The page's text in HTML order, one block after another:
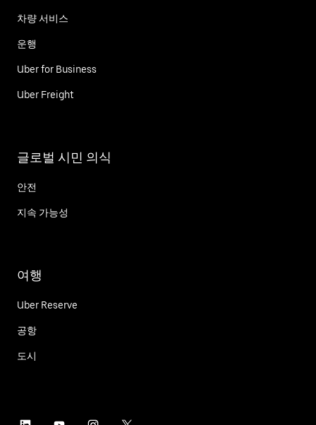
차량 서비스
운행
Uber for Business
Uber Freight
글로벌 시민 의식
안전
지속 가능성
여행
Uber Reserve
공항
도시